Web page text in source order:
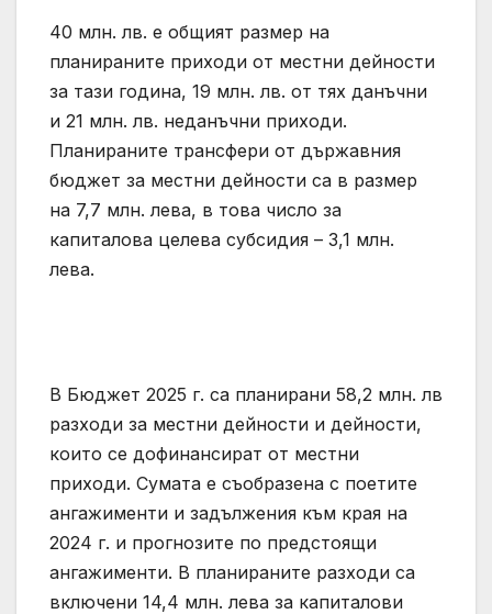
40 млн. лв. е общият размер на
планираните приходи от местни дейности
за тази година, 19 млн. лв. от тях данъчни
и 21 млн. лв. неданъчни приходи.
Планираните трансфери от държавния
бюджет за местни дейности са в размер
на 7,7 млн. лева, в това число за
капиталова целева субсидия – 3,1 млн.
лева.
В Бюджет 2025 г. са планирани 58,2 млн. лв
разходи за местни дейности и дейности,
които се дофинансират от местни
приходи. Сумата е съобразена с поетите
ангажименти и задължения към края на
2024 г. и прогнозите по предстоящи
ангажименти. В планираните разходи са
включени 14,4 млн. лева за капиталови